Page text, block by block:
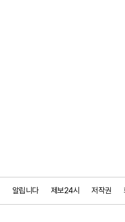
알립니다 제보24시 저작권